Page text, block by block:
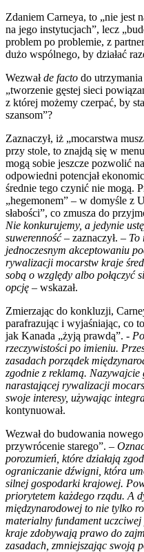
Zdaniem Carneya, to „nie jest
na jego instytucjach”, lecz
problem po problemie, z
dużo wspólnego, by działać
Wezwałde facto do
„tworzenie gęstej sieci
z której możemy czerpać, by
szansom”?
Zaznaczył, iż „mocarstwa
przy stole, to znajdą się w
mogą sobie jeszcze pozwolić
odpowiedni potencjał
średnie tego czynić nie mogą.
„hegemonem” – w domyśle z
słabości”, co zmusza do
Nie konkurujemy, a jedynie
suwerenność– zaznaczył. – To
jednoczesnym akceptowaniu
rywalizacji mocarstw kraje
sobą o względy albo połączyć
opcję – wskazał.
Zmierzając do konkluzji,
parafrazując i wyjaśniając, co
jak Kanada „żyją prawdą”. -
rzeczywistości po imieniu.
zasadach porządek
zgodnie z reklamą.
narastającej rywalizacji
swoje interesy, używając
kontynuował.
Wezwał do budowania
przywrócenie starego”. –
porozumień, które działają
ograniczanie dźwigni, która
silnej gospodarki krajowej.
priorytetem każdego rządu. A
międzynarodowej to nie tylko
materialny fundament
kraje zdobywają prawo do
zasadach, zmniejszając swoją